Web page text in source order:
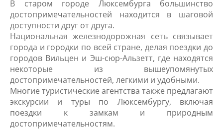
В старом городе Люксембурга большинство
достопримечательностей находится в шаговой
доступности друг от друга.
Национальная железнодорожная сеть связывает
города и городки по всей стране, делая поездки до
городов Вильцен и Эш-сюр-Альзетт, где находятся
некоторые из вышеупомянутых
достопримечательностей, легкими и удобными.
Многие туристические агентства также предлагают
экскурсии и туры по Люксембургу, включая
поездки к замкам и природным
достопримечательностям.